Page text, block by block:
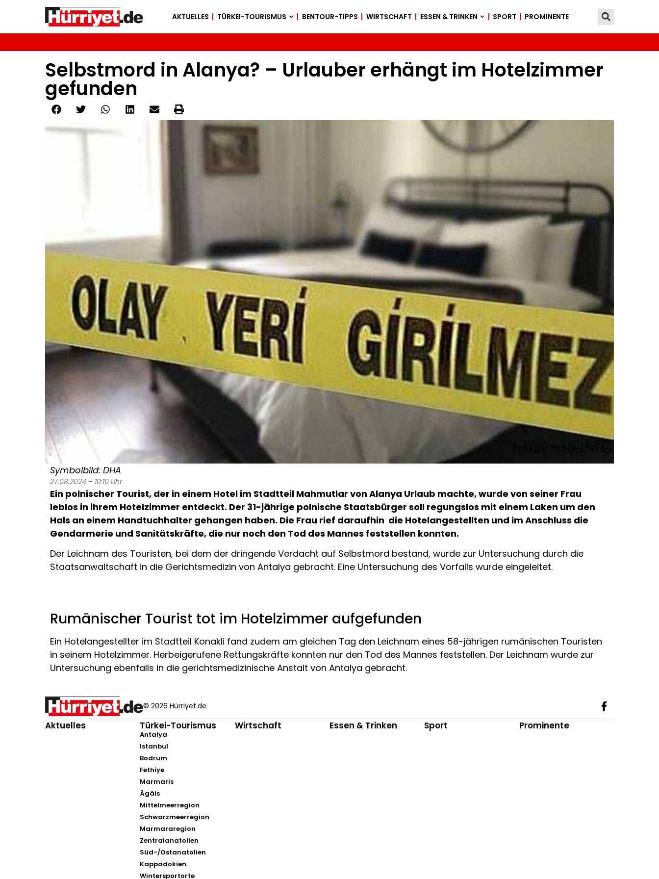
AKTUELLES TÜRKEI-TOURISMUS BENTOUR-TIPPS WIRTSCHAFT ESSEN & TRINKEN SPORT PROMINENTE
Selbstmord in Alanya? – Urlauber erhängt im Hotelzimmer
gefunden
Symbolbild: DHA
27.08.2024 – 10:10 Uhr
Ein polnischer Tourist, der in einem Hotel im Stadtteil Mahmutlar von Alanya Urlaub machte, wurde von seiner Frau
leblos in ihrem Hotelzimmer entdeckt. Der 31-jährige polnische Staatsbürger soll regungslos mit einem Laken um den
Hals an einem Handtuchhalter gehangen haben. Die Frau rief daraufhin die Hotelangestellten und im Anschluss die
Gendarmerie und Sanitätskräfte, die nur noch den Tod des Mannes feststellen konnten.
Der Leichnam des Touristen, bei dem der dringende Verdacht auf Selbstmord bestand, wurde zur Untersuchung durch die
Staatsanwaltschaft in die Gerichtsmedizin von Antalya gebracht. Eine Untersuchung des Vorfalls wurde eingeleitet.
Rumänischer Tourist tot im Hotelzimmer aufgefunden
Ein Hotelangestellter im Stadtteil Konakli fand zudem am gleichen Tag den Leichnam eines 58-jährigen rumänischen Touristen
in seinem Hotelzimmer. Herbeigerufene Rettungskräfte konnten nur den Tod des Mannes feststellen. Der Leichnam wurde zur
Untersuchung ebenfalls in die gerichtsmedizinische Anstalt von Antalya gebracht.
© 2026 Hürriyet.de
Aktuelles Türkei-Tourismus
Antalya
Istanbul
Bodrum
Fethiye
Marmaris
Ägäis
Mittelmeerregion
Schwarzmeerregion
Marmararegion
Zentralanatolien
Süd-/Ostanatolien
Kappadokien
Wintersportorte
Wirtschaft Essen & Trinken Sport Prominente